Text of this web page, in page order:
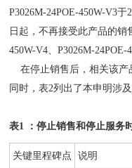
P3026M-24POE-450W-V3
日起，不再接受此产品的销
450W-V4、P3026M-24POE-
在停止销售后，相关该产
同时，表2列出了本申明涉
表1 ：停止销售和停止服务
关键里程碑点 说明